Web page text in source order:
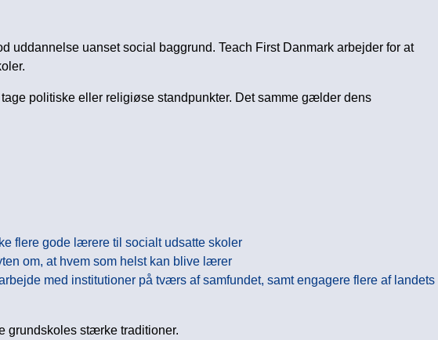
uddannelse uanset social baggrund. Teach First Danmark arbejder for at
politiske eller religiøse standpunkter. Det samme gælder dens
flere gode lærere til socialt udsatte skoler
om, at hvem som helst kan blive lærer
med institutioner på tværs af samfundet, samt engagere flere af landets
grundskoles stærke traditioner.